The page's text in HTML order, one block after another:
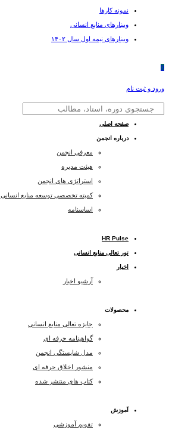
نمونه کارها
وبینارهای منابع انسانی
وبینارهای نیمه اول سال ۱۴۰۲
0
ورود و ثبت نام
صفحه اصلی
درباره انجمن
معرفی انجمن
هیئت مدیره
استراتژی های انجمن
کمیته تخصصی توسعه منابع انسانی
اساسنامه
HR Pulse
تور تعالی منابع انسانی
اخبار
آرشیو اخبار
محصولات
جایزه تعالی منابع انسانی
گواهینامه حرفه ای
مدل شایستگی انجمن
منشور اخلاق حرفه ای
کتاب های منتشر شده
آموزش
تقویم آموزشی